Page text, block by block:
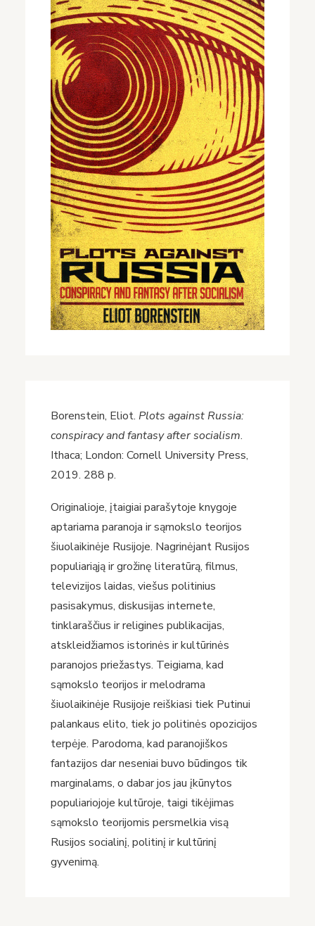
Borenstein, Eliot. Plots against Russia:
conspiracy and fantasy after socialism.
Ithaca; London: Cornell University Press,
2019. 288 p.
Originalioje, įtaigiai parašytoje knygoje
aptariama paranoja ir sąmokslo teorijos
šiuolaikinėje Rusijoje. Nagrinėjant Rusijos
populiariąją ir grožinę literatūrą, filmus,
televizijos laidas, viešus politinius
pasisakymus, diskusijas internete,
tinklaraščius ir religines publikacijas,
atskleidžiamos istorinės ir kultūrinės
paranojos priežastys. Teigiama, kad
sąmokslo teorijos ir melodrama
šiuolaikinėje Rusijoje reiškiasi tiek Putinui
palankaus elito, tiek jo politinės opozicijos
terpėje. Parodoma, kad paranojiškos
fantazijos dar neseniai buvo būdingos tik
marginalams, o dabar jos jau įkūnytos
populiariojoje kultūroje, taigi tikėjimas
sąmokslo teorijomis persmelkia visą
Rusijos socialinį, politinį ir kultūrinį
gyvenimą.